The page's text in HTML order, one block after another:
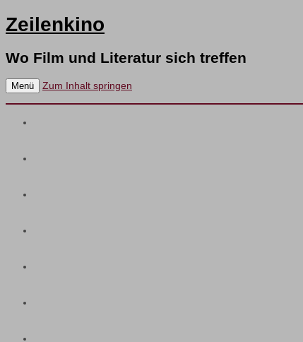
Zeilenkino
Wo Film und Literatur sich treffen
Menü Zum Inhalt springen